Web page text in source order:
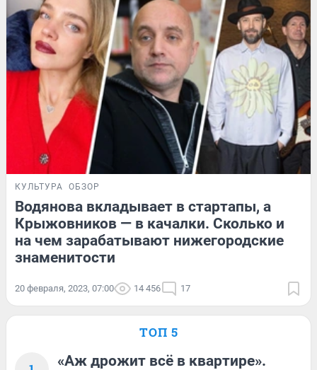
КУЛЬТУРА ОБЗОР
Водянова вкладывает в стартапы, а
Крыжовников — в качалки. Сколько и
на чем зарабатывают нижегородские
знаменитости
20 февраля, 2023, 07:00 14 456 17
ТОП 5
«Аж дрожит всё в квартире».